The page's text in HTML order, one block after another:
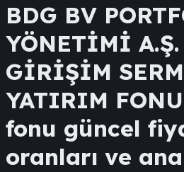
BDG BV
YÖNETİMİ
GİRİŞİM
YATIRIM FONU
fonu güncel
oranları ve